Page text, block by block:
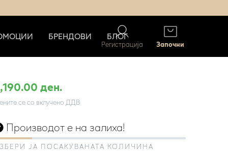
БРЕНДОВИ БЛОГ
Регистрација Започни
ден.
се со вклучено ДДВ
Производот е на залиха!
ЈА ПОСАКУВАНАТА КОЛИЧИНА